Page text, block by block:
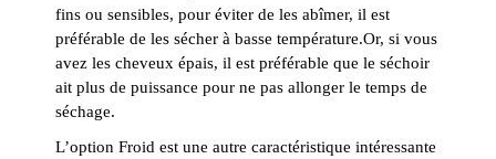
fins ou sensibles, pour éviter de les abîmer, il est
préférable de les sécher à basse température.Or, si vous
avez les cheveux épais, il est préférable que le séchoir
ait plus de puissance pour ne pas allonger le temps de
séchage.
L’option Froid est une autre caractéristique intéressante